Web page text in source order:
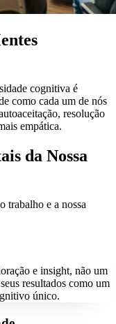
cognitiva é
como cada um de nós
resolução
empática.
da Nossa
trabalho e a nossa
e insight, não um
resultados como um
único.